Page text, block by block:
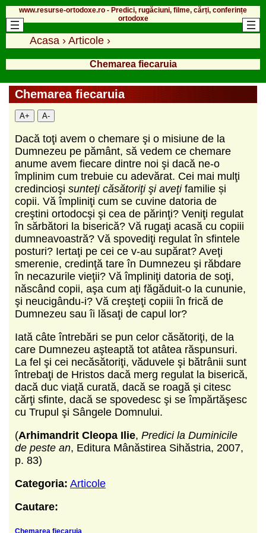
www.resurse-ortodoxe.ro - Predici, rugăciuni, filme, cărți, conferințe
ortodoxe
Acasa › Articole ›
Chemarea fiecaruia
Chemarea fiecaruia
A+ A-
Dacă toţi avem o chemare şi o misiune de la
Dumnezeu pe pământ, să vedem ce chemare
anume avem fiecare dintre noi şi dacă ne-o
împlinim cum trebuie cu adevărat. Cei mai mulţi
credincioşi sunteţi căsătoriţi şi aveţi familie și
copii. Vă împliniţi cum se cuvine datoria de
creştini ortodocşi şi cea de părinţi? Veniţi regulat
în sărbători la biserică? Vă rugaţi acasă cu copiii
dumneavoastră? Vă spovediţi regulat în sfintele
posturi? Iertaţi pe cei ce v-au supărat? Aveţi
smerenie, credinţă tare în Dumnezeu şi răbdare
în necazurile vieţii? Vă împliniţi datoria de soţi,
născând copii, aşa cum aţi făgăduit-o la cununie,
şi neucigându-i? Vă creşteţi copiii în frică de
Dumnezeu sau îi lăsaţi de capul lor?
Iată câte întrebări se pun celor căsătoriţi, de la
care Dumnezeu aşteaptă tot atâtea răspunsuri.
La fel şi cei necăsătoriţi, văduvele şi bătrânii sunt
întrebaţi de Hristos dacă merg regulat la biserică,
dacă duc viaţă curată, dacă se roagă şi citesc
cărţi sfinte, dacă se spovedesc şi se împărtăşesc
cu Trupul şi Sângele Domnului.
(Arhimandrit Cleopa Ilie, Predici la Duminicile
de peste an, Editura Mânăstirea Sihăstria, 2007,
p. 83)
Categoria: Articole
Cautare:
Chemarea fiecaruia